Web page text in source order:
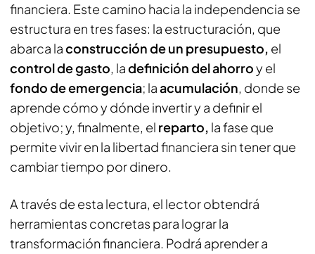
financiera. Este camino hacia la independencia se
estructura en tres fases: la estructuración, que
abarca laconstrucción de un presupuesto, el
control de gasto, ladefinición del ahorroy el
fondo de emergencia; laacumulación, donde se
aprende cómo y dónde invertir y a definir el
objetivo; y, finalmente, el reparto, la fase que
permite vivir en la libertad financiera sin tener que
cambiar tiempo por dinero.
A través de esta lectura, el lector obtendrá
herramientas concretas para lograr la
transformación financiera. Podrá aprender a